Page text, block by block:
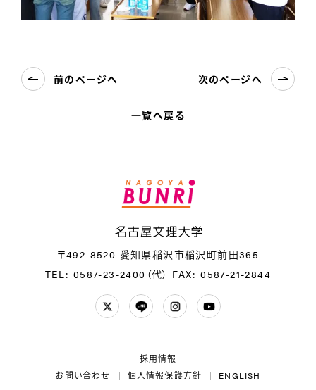
一覧へ戻る
前のページへ 次のページへ
〒492-8520 愛知県稲沢市稲沢町前田365
TEL: 0587-23-2400（代） FAX: 0587-21-2844
ENGLISH
個人情報保護方針
お問い合わせ
採用情報